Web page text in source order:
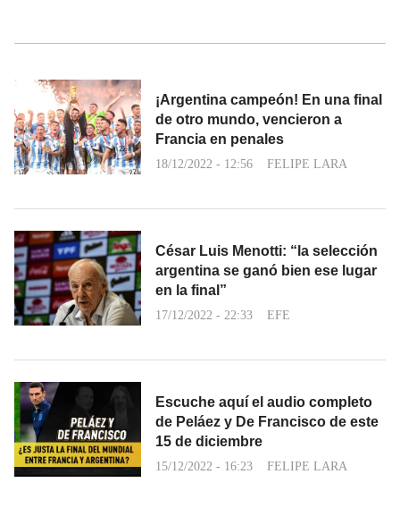
¡Argentina campeón! En una final
de otro mundo, vencieron a
Francia en penales
18/12/2022 - 12:56 FELIPE LARA
César Luis Menotti: “la selección
argentina se ganó bien ese lugar
en la final”
17/12/2022 - 22:33 EFE
Escuche aquí el audio completo
de Peláez y De Francisco de este
15 de diciembre
15/12/2022 - 16:23 FELIPE LARA